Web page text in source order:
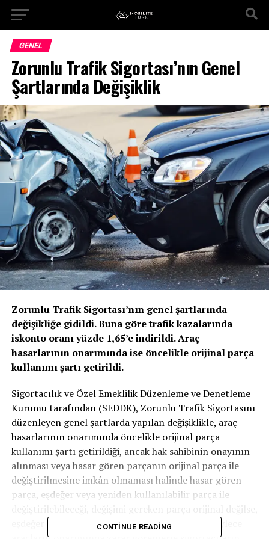
GENEL
Zorunlu Trafik Sigortası’nın Genel
Şartlarında Değişiklik
Zorunlu Trafik Sigortası’nın genel şartlarında
değişikliğe gidildi. Buna göre trafik kazalarında
iskonto oranı yüzde 1,65’e indirildi. Araç
hasarlarının onarımında ise öncelikle orijinal parça
kullanımı şartı getirildi.
Sigortacılık ve Özel Emeklilik Düzenleme ve Denetleme
Kurumu tarafından (SEDDK), Zorunlu Trafik Sigortasını
düzenleyen genel şartlarda yapılan değişiklikle, araç
hasarlarının onarımında öncelikle orijinal parça
kullanımı şartı getirildiği, ancak hak sahibinin onayının
alınması veya hasar gören parçanın orijinal parça ile
değiştirilmesine imkân olmaması halinde hasar gören
parça, eşdeğer veya yeniden kullanılabilir parça ile
eşdeğer parça kullanımının mümkün olacağı, böylece
CONTINUE READING